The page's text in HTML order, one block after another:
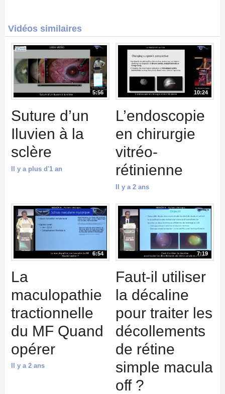
Vidéos similaires
5:56
Suture d’un
Iluvien à la
sclère
Il y a plus d'1 an
10:24
L’endoscopie
en chirurgie
vitréo-
rétinienne
Il y a 2 ans
6:54
La
maculopathie
tractionnelle
du MF Quand
opérer
Il y a 2 ans
7:19
Faut-il utiliser
la décaline
pour traiter les
décollements
de rétine
simple macula
off ?